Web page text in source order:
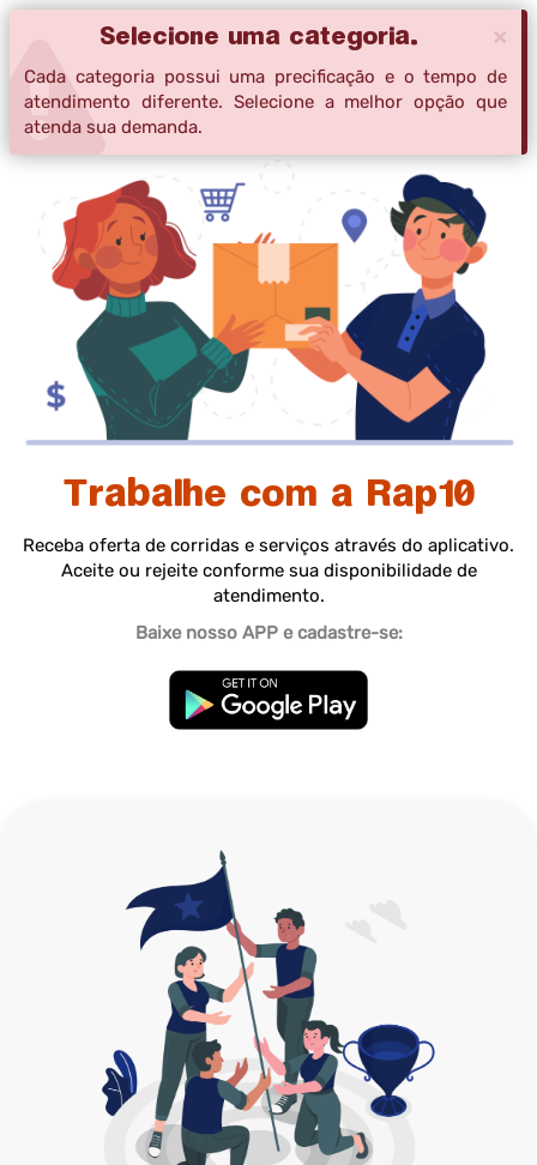
Toggle
Trabalhe com a Rap10
Receba oferta de corridas e serviços através do aplicativo.
Aceite ou rejeite conforme sua disponibilidade de
atendimento.
Baixe nosso APP e cadastre-se:
×
Selecione uma categoria.
Cada categoria possui uma precificação e o tempo de
atendimento diferente. Selecione a melhor opção que
atenda sua demanda.